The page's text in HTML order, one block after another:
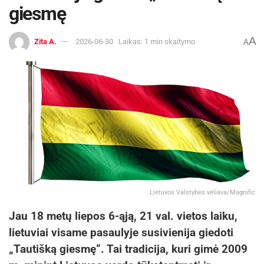
giesmę
Zita A. 2026-06-30 Laikas: 1 min skaitymo AA
Lietuvos Valstybės vėliava/Magnific
Jau 18 metų liepos 6-ąją, 21 val. vietos laiku,
lietuviai visame pasaulyje susivienija giedoti
„Tautišką giesmę“. Tai tradicija, kuri gimė 2009